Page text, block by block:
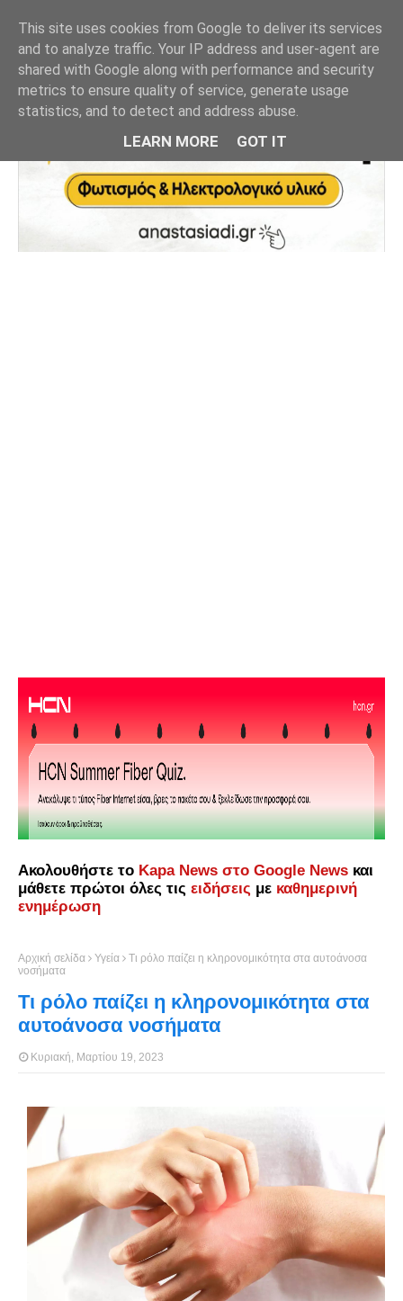
Ακολουθήστε το Kapa News στο Google News και
μάθετε πρώτοι όλες τις ειδήσεις με καθημερινή
ενημέρωση
Αρχική σελίδα Υγεία
Τι ρόλο παίζει η κληρονομικότητα στα αυτοάνοσα
νοσήματα
Τι ρόλο παίζει η κληρονομικότητα στα
αυτοάνοσα νοσήματα
Κυριακή, Μαρτίου 19, 2023
This site uses cookies from Google to deliver its services
and to analyze traffic. Your IP address and user-agent are
shared with Google along with performance and security
metrics to ensure quality of service, generate usage
statistics, and to detect and address abuse.
LEARN MORE GOT IT